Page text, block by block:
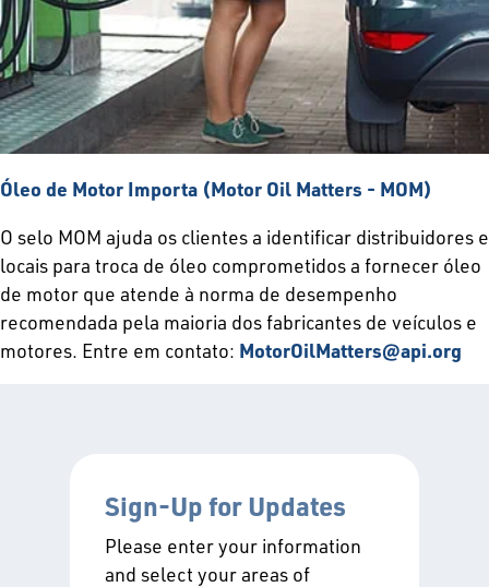
Óleo de Motor Importa (Motor Oil Matters - MOM)
O selo MOM ajuda os clientes a identificar distribuidores e
locais para troca de óleo comprometidos a fornecer óleo
de motor que atende à norma de desempenho
recomendada pela maioria dos fabricantes de veículos e
motores. Entre em contato: MotorOilMatters@api.org
Sign-Up for Updates
Please enter your information
and select your areas of